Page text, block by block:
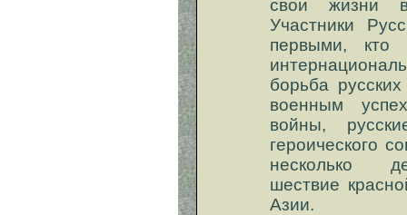
свои жизни
Участники
первыми,
борьба
военным
войны,
героического
несколько
шествие
Азии.